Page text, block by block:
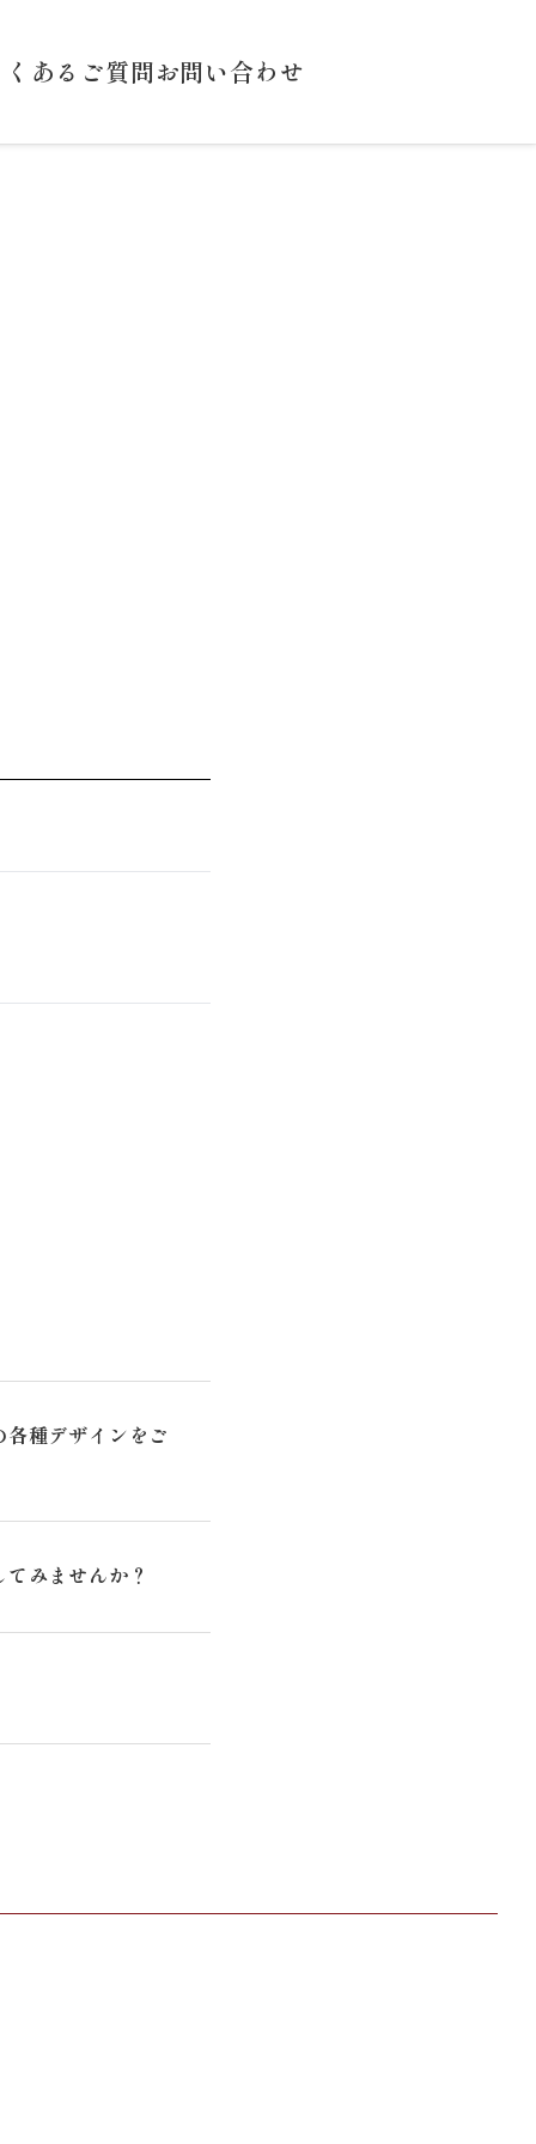
あるご質問お問い合わせ
種デザインをご
みませんか？